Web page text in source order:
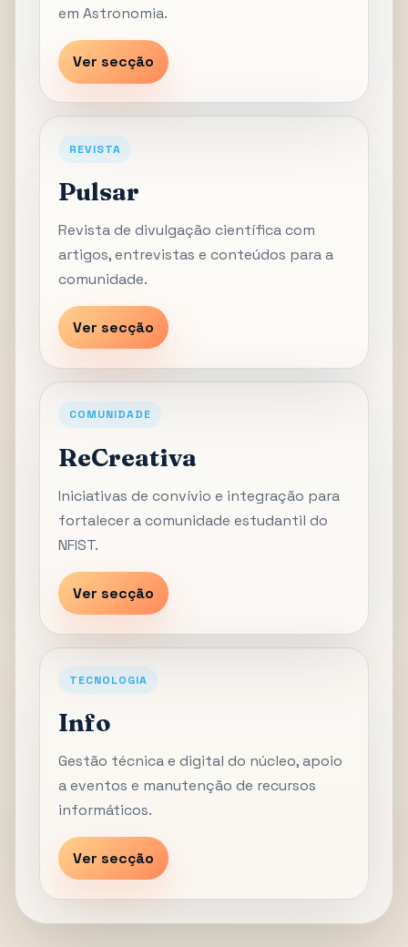
em Astronomia.
Ver secção
REVISTA
Pulsar
Revista de divulgação científica com
artigos, entrevistas e conteúdos para a
comunidade.
Ver secção
COMUNIDADE
ReCreativa
Iniciativas de convívio e integração para
fortalecer a comunidade estudantil do
NFIST.
Ver secção
TECNOLOGIA
Info
Gestão técnica e digital do núcleo, apoio
a eventos e manutenção de recursos
informáticos.
Ver secção